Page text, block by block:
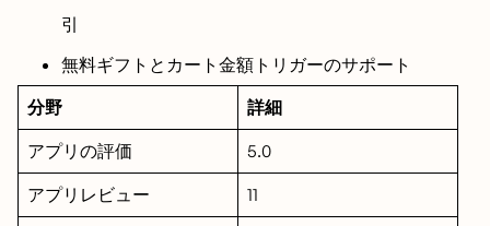
引
無料ギフトとカート金額トリガーのサポート
分野
詳細
アプリの評価
5.0
アプリレビュー
11